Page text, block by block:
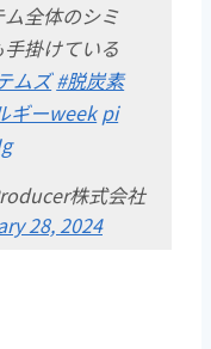
全体のシミ
掛けている
ムズ #脱炭素
ギーweek pi
株式会社
28, 2024